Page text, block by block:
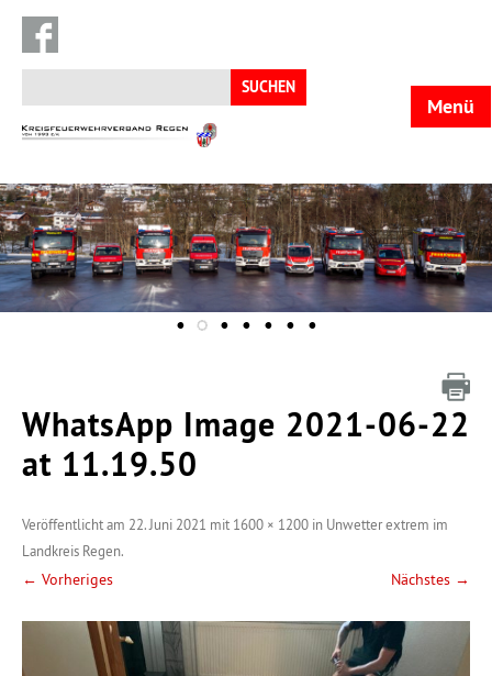
Suchen
nach:
KFV
Menü
WhatsApp Image 2021-06-22
at 11.19.50
Veröffentlicht am 22. Juni 2021 mit 1600 × 1200 in Unwetter extrem im
Landkreis Regen.
← Vorheriges Nächstes →